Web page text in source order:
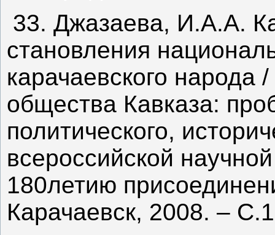
33. Джазаева, И.А.А.
становления
карачаевского
общества Кавказа:
политического,
всероссийской
180летию
Карачаевск, 2008. –